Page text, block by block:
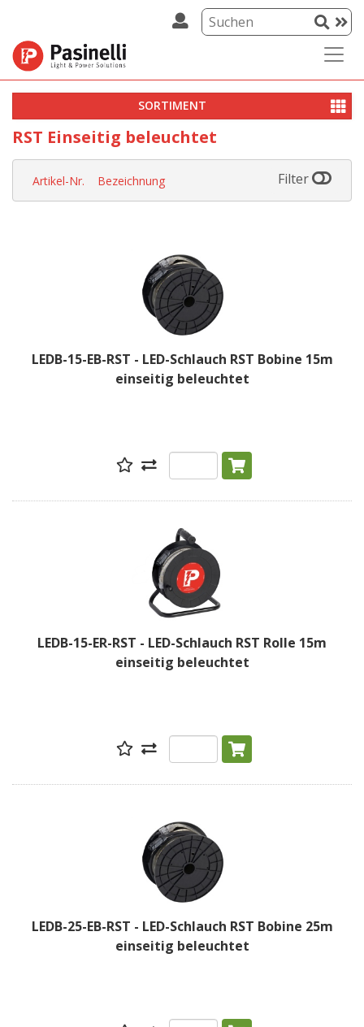
SORTIMENT
RST Einseitig beleuchtet
Artikel-Nr. Bezeichnung Filter
LEDB-15-EB-RST - LED-Schlauch RST Bobine 15m
einseitig beleuchtet
LEDB-15-ER-RST - LED-Schlauch RST Rolle 15m
einseitig beleuchtet
LEDB-25-EB-RST - LED-Schlauch RST Bobine 25m
einseitig beleuchtet